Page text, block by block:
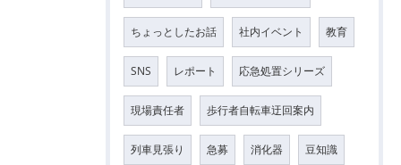
ちょっとしたお話 社内イベント 教育
SNS レポート 応急処置シリーズ
現場責任者 歩行者自転車迂回案内
列車見張り 急募 消化器 豆知識